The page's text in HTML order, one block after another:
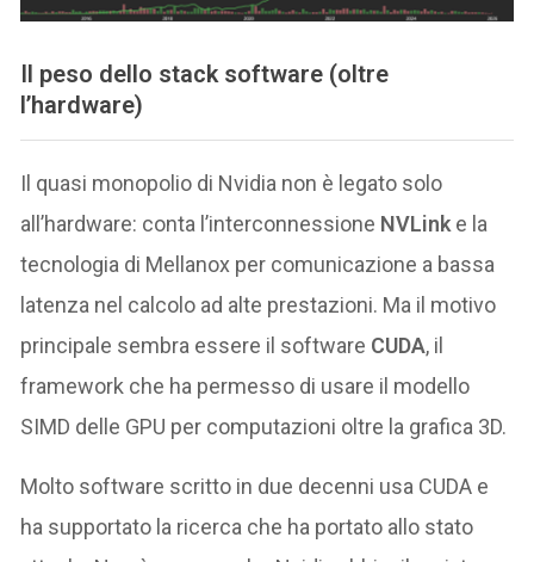
Il peso dello stack software (oltre
l’hardware)
Il quasi monopolio di Nvidia non è legato solo
all’hardware: conta l’interconnessione NVLink e la
tecnologia di Mellanox per comunicazione a bassa
latenza nel calcolo ad alte prestazioni. Ma il motivo
principale sembra essere il software CUDA, il
framework che ha permesso di usare il modello
SIMD delle GPU per computazioni oltre la grafica 3D.
Molto software scritto in due decenni usa CUDA e
ha supportato la ricerca che ha portato allo stato